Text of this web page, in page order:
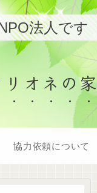
法人です
オネの家
協力依頼について